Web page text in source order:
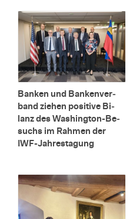
Ban­ken und Ban­ken­ver­
band zie­hen po­si­ti­ve Bi­
lanz des Wa­shing­ton-Be­
suchs im Rah­men der
IWF-Jah­res­ta­gung